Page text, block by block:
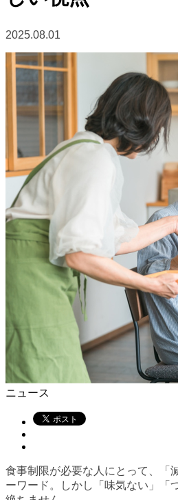
2025.08.01
ニュース
食事制限が必要な人にとって、「
ーワード。しかし「味気ない」「